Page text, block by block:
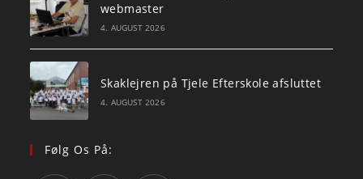
webmaster
4. AUGUST 2026
Skaklejren på Tjele Efterskole afsluttet
4. AUGUST 2026
Følg Os På: